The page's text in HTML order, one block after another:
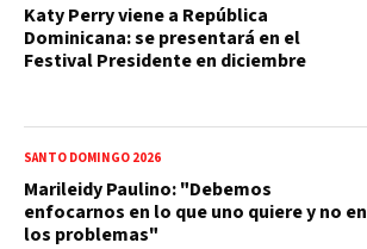
Katy Perry viene a República
Dominicana: se presentará en el
Festival Presidente en diciembre
SANTO DOMINGO 2026
Marileidy Paulino: "Debemos
enfocarnos en lo que uno quiere y no en
los problemas"